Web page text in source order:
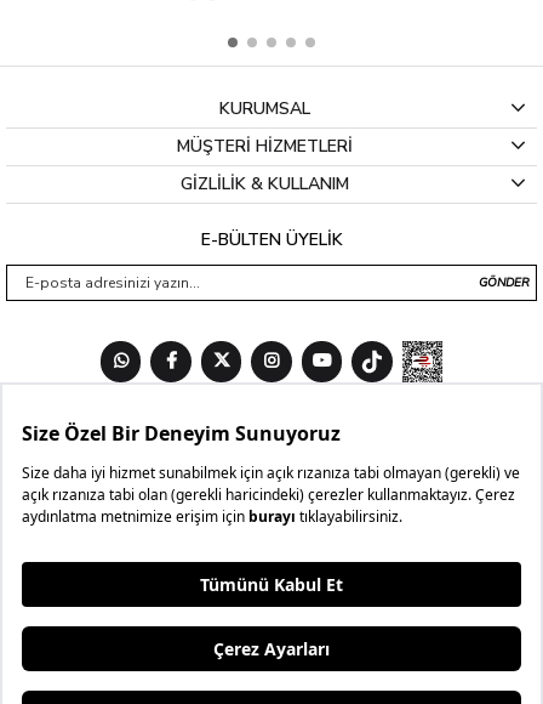
KURUMSAL
MÜŞTERİ HİZMETLERİ
GİZLİLİK & KULLANIM
E-BÜLTEN ÜYELİK
GÖNDER